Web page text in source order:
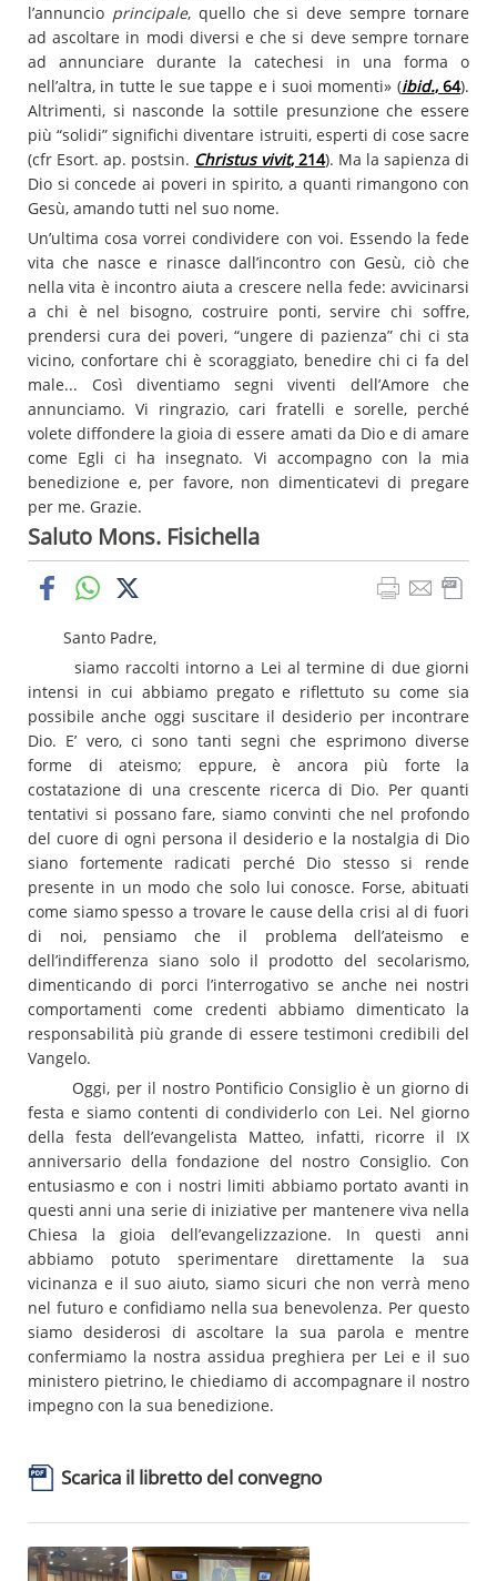
l’annuncio principale, quello che si deve sempre tornare
ad ascoltare in modi diversi e che si deve sempre tornare
ad annunciare durante la catechesi in una forma o
nell’altra, in tutte le sue tappe e i suoi momenti» (ibid., 64).
Altrimenti, si nasconde la sottile presunzione che essere
più “solidi” significhi diventare istruiti, esperti di cose sacre
(cfr Esort. ap. postsin. Christus vivit, 214). Ma la sapienza di
Dio si concede ai poveri in spirito, a quanti rimangono con
Gesù, amando tutti nel suo nome.
Un’ultima cosa vorrei condividere con voi. Essendo la fede
vita che nasce e rinasce dall’incontro con Gesù, ciò che
nella vita è incontro aiuta a crescere nella fede: avvicinarsi
a chi è nel bisogno, costruire ponti, servire chi soffre,
prendersi cura dei poveri, “ungere di pazienza” chi ci sta
vicino, confortare chi è scoraggiato, benedire chi ci fa del
male... Così diventiamo segni viventi dell’Amore che
annunciamo. Vi ringrazio, cari fratelli e sorelle, perché
volete diffondere la gioia di essere amati da Dio e di amare
come Egli ci ha insegnato. Vi accompagno con la mia
benedizione e, per favore, non dimenticatevi di pregare
per me. Grazie.
Saluto Mons. Fisichella
Santo Padre,
siamo raccolti intorno a Lei al termine di due giorni
intensi in cui abbiamo pregato e riflettuto su come sia
possibile anche oggi suscitare il desiderio per incontrare
Dio. E’ vero, ci sono tanti segni che esprimono diverse
forme di ateismo; eppure, è ancora più forte la
costatazione di una crescente ricerca di Dio. Per quanti
tentativi si possano fare, siamo convinti che nel profondo
del cuore di ogni persona il desiderio e la nostalgia di Dio
siano fortemente radicati perché Dio stesso si rende
presente in un modo che solo lui conosce. Forse, abituati
come siamo spesso a trovare le cause della crisi al di fuori
di noi, pensiamo che il problema dell’ateismo e
dell’indifferenza siano solo il prodotto del secolarismo,
dimenticando di porci l’interrogativo se anche nei nostri
comportamenti come credenti abbiamo dimenticato la
responsabilità più grande di essere testimoni credibili del
Vangelo.
Oggi, per il nostro Pontificio Consiglio è un giorno di
festa e siamo contenti di condividerlo con Lei. Nel giorno
della festa dell’evangelista Matteo, infatti, ricorre il IX
anniversario della fondazione del nostro Consiglio. Con
entusiasmo e con i nostri limiti abbiamo portato avanti in
questi anni una serie di iniziative per mantenere viva nella
Chiesa la gioia dell’evangelizzazione. In questi anni
abbiamo potuto sperimentare direttamente la sua
vicinanza e il suo aiuto, siamo sicuri che non verrà meno
nel futuro e confidiamo nella sua benevolenza. Per questo
siamo desiderosi di ascoltare la sua parola e mentre
confermiamo la nostra assidua preghiera per Lei e il suo
ministero pietrino, le chiediamo di accompagnare il nostro
impegno con la sua benedizione.
Scarica il libretto del convegno